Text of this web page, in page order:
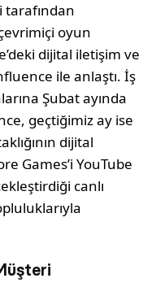
oyun
dijital iletişim ve
ile anlaştı. İş
Şubat ayında
geçtiğimiz ay ise
dijital
Games’i YouTube
canlı